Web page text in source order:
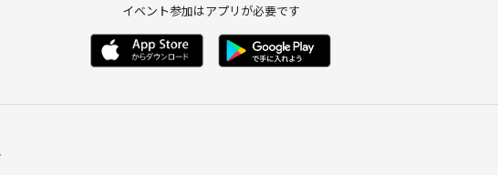
新しい仲間・思い出を一緒に増やしませんか？みなさんのご参加をお待ちしています🌈
イベント参加はアプリが必要です